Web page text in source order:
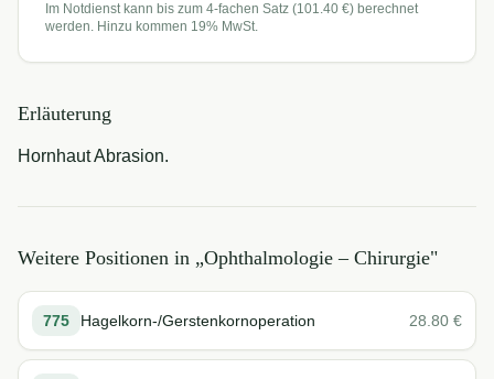
Im Notdienst kann bis zum 4-fachen Satz (101.40 €) berechnet
werden. Hinzu kommen 19% MwSt.
Erläuterung
Hornhaut Abrasion.
Weitere Positionen in „Ophthalmologie – Chirurgie"
775 Hagelkorn-/Gerstenkornoperation 28.80 €